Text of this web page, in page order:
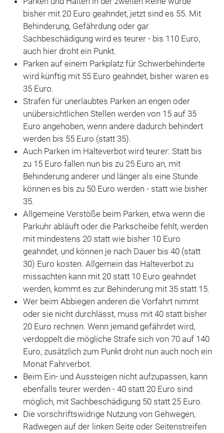
bisher mit 20 Euro geahndet, jetzt sind es 55. Mit
Behinderung, Gefährdung oder gar
Sachbeschädigung wird es teurer - bis 110 Euro,
auch hier droht ein Punkt.
Parken auf einem Parkplatz für Schwerbehinderte
wird künftig mit 55 Euro geahndet, bisher waren es
35 Euro.
Strafen für unerlaubtes Parken an engen oder
unübersichtlichen Stellen werden von 15 auf 35
Euro angehoben, wenn andere dadurch behindert
werden bis 55 Euro (statt 35).
Auch Parken im Halteverbot wird teurer: Statt bis
zu 15 Euro fallen nun bis zu 25 Euro an, mit
Behinderung anderer und länger als eine Stunde
können es bis zu 50 Euro werden - statt wie bisher
35.
Allgemeine Verstöße beim Parken, etwa wenn die
Parkuhr abläuft oder die Parkscheibe fehlt, werden
mit mindestens 20 statt wie bisher 10 Euro
geahndet, und können je nach Dauer bis 40 (statt
30) Euro kosten. Allgemein das Halteverbot zu
missachten kann mit 20 statt 10 Euro geahndet
werden, kommt es zur Behinderung mit 35 statt 15.
Wer beim Abbiegen anderen die Vorfahrt nimmt
oder sie nicht durchlässt, muss mit 40 statt bisher
20 Euro rechnen. Wenn jemand gefährdet wird,
verdoppelt die mögliche Strafe sich von 70 auf 140
Euro, zusätzlich zum Punkt droht nun auch noch ein
Monat Fahrverbot.
Beim Ein- und Aussteigen nicht aufzupassen, kann
ebenfalls teurer werden - 40 statt 20 Euro sind
möglich, mit Sachbeschädigung 50 statt 25 Euro.
Die vorschriftswidrige Nutzung von Gehwegen,
Radwegen auf der linken Seite oder Seitenstreifen